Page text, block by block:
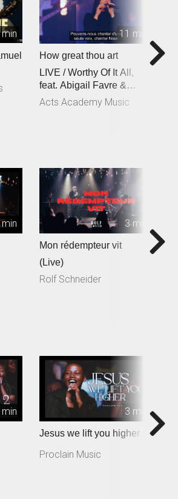
11 min
How great thou art
LIVE / Worthy Of It All,
feat. Abigail Favre &
Esben Engholm
Acts Academy Music
3 min
Mon rédempteur vit
(Live)
Rolf Schneider
min 3 min
Jesus we lift you higher
Proclain Music